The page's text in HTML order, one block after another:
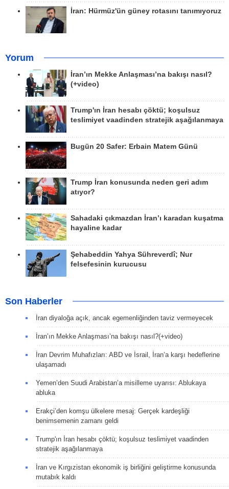
İran: Hürmüz'ün güney rotasını tanımıyoruz
Yorum
İran’ın Mekke Anlaşması’na bakışı nasıl?
(+video)
Trump'ın İran hesabı çöktü; koşulsuz
teslimiyet vaadinden stratejik aşağılanmaya
Bugün 20 Safer: Erbain Matem Günü
Trump İran konusunda neden geri adım
atıyor?
Sahadaki çıkmazdan İran’ı karadan kuşatma
hayaline kadar
Şehabeddin Yahya Sühreverdî; Nur
felsefesinin kurucusu
Son Haberler
İran diyaloğa açık, ancak egemenliğinden taviz vermeyecek
İran’ın Mekke Anlaşması’na bakışı nasıl?(+video)
İran Devrim Muhafızları: ABD ve İsrail, İran’a karşı hedeflerine
ulaşamadı
Yemen’den Suudi Arabistan’a misilleme uyarısı: Ablukaya
abluka
Erakçi’den komşu ülkelere mesaj: Gerçek kardeşliği
benimsemenin zamanı geldi
Trump'ın İran hesabı çöktü; koşulsuz teslimiyet vaadinden
stratejik aşağılanmaya
İran ve Kırgızistan ekonomik iş birliğini geliştirme konusunda
mutabık kaldı